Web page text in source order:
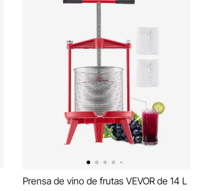
Prensa de vino de frutas VEVOR de 14 L